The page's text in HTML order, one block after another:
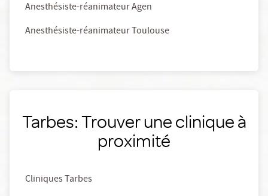
Anesthésiste-réanimateur Agen
Anesthésiste-réanimateur Toulouse
Tarbes: Trouver une clinique à
proximité
Cliniques Tarbes